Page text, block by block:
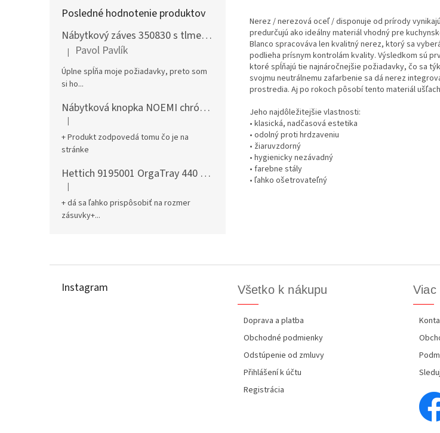
Posledné hodnotenie produktov
Nábytkový záves 350830 s tlmením naložený + podložka H0 na vrut
Hodnotenie produktu je 5 z 5 hviezdičiek.
| Pavol Pavlík
Úplne spĺňa moje požiadavky, preto som
si ho...
Nábytková knopka NOEMI chróm satén
Hodnotenie produktu je 5 z 5 hviezdičiek.
|
+ Produkt zodpovedá tomu čo je na
stránke
Hettich 9195001 OrgaTray 440 701-800/441-520 mm antracit
Hodnotenie produktu je 5 z 5 hviezdičiek.
|
+ dá sa ľahko prispôsobiť na rozmer
zásuvky+...
Nerez / nerezová oceľ / disponuje od prírody
predurčujú ako ideálny materiál vhodný pre
Blanco spracováva len kvalitný nerez, ktorý sa
podlieha prísnym kontrolám kvality. Výsledkom sú
ktoré spĺňajú tie najnáročnejšie požiadavky, čo sa
svojmu neutrálnemu zafarbenie sa dá nerez
prostredia. Aj po rokoch pôsobí tento materiál
Jeho najdôležitejšie vlastnosti:
• klasická, nadčasová estetika
• odolný proti hrdzaveniu
• žiaruvzdorný
• hygienicky nezávadný
• farebne stály
• ľahko ošetrovateľný
Instagram Všetko k nákupu
Doprava a platba
Obchodné podmienky
Odstúpenie od zmluvy
Přihlášení k účtu
Registrácia
Viac